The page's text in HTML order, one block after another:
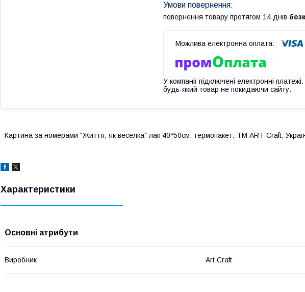
повернення товару протягом 14 днів
У компанії підключені електронні
будь-який товар не покидаючи сайту.
Картина за номерами "Життя, як веселка" лак 40*50см, термопакет, ТМ ART Craft,
Характеристики
Основні атрибути
Виробник Art Craft